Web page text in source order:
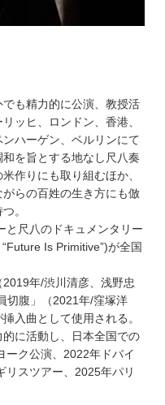
も精力的に公演、教授活
ッヒ、ロンドン、香港、
ハーゲン、ベルリンにて
を旨とする地なし尺八奏
作りにも取り組むほか、
がらの百姓の生き方にも倣
。
と尺八のドキュメンタリー
Is Primitive”)が全国
年/渋川清彦、浅野忠
切腹」（2021年/窪塚洋
入曲として使用される。
に活動し、日本全国での
ーク公演、2022年ドバイ
リスツアー、2025年パリ